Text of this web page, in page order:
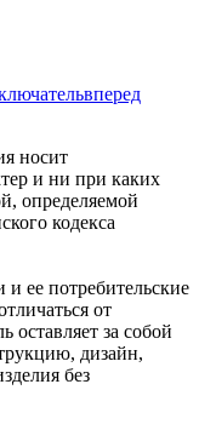
вперед
носит
и ни при каких
определяемой
кодекса
ее потребительские
от
оставляет за собой
дизайн,
без